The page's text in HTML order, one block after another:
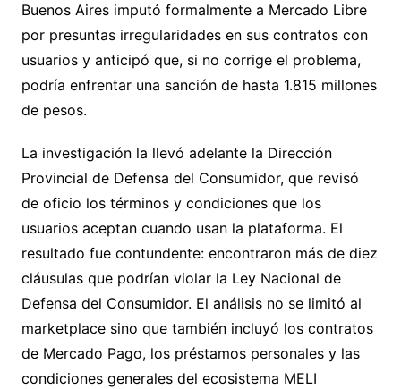
Buenos Aires imputó formalmente a Mercado Libre
por presuntas irregularidades en sus contratos con
usuarios y anticipó que, si no corrige el problema,
podría enfrentar una sanción de hasta 1.815 millones
de pesos.
La investigación la llevó adelante la Dirección
Provincial de Defensa del Consumidor, que revisó
de oficio los términos y condiciones que los
usuarios aceptan cuando usan la plataforma. El
resultado fue contundente: encontraron más de diez
cláusulas que podrían violar la Ley Nacional de
Defensa del Consumidor. El análisis no se limitó al
marketplace sino que también incluyó los contratos
de Mercado Pago, los préstamos personales y las
condiciones generales del ecosistema MELI